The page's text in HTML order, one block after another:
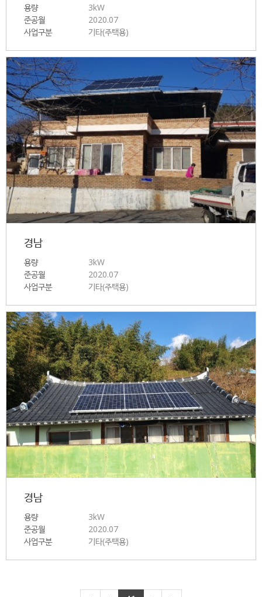
용량
3kW
준공월
2020.07
사업구분
기타(주택용)
경남
용량
3kW
준공월
2020.07
사업구분
기타(주택용)
경남
용량
3kW
준공월
2020.07
사업구분
기타(주택용)